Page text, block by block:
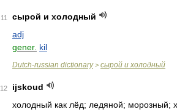
11
сырой и холодный
adj
gener. kil
Dutch-russian dictionary> сырой и холодный
12
ijskoud
холодный как лёд; ледяной; морозный;